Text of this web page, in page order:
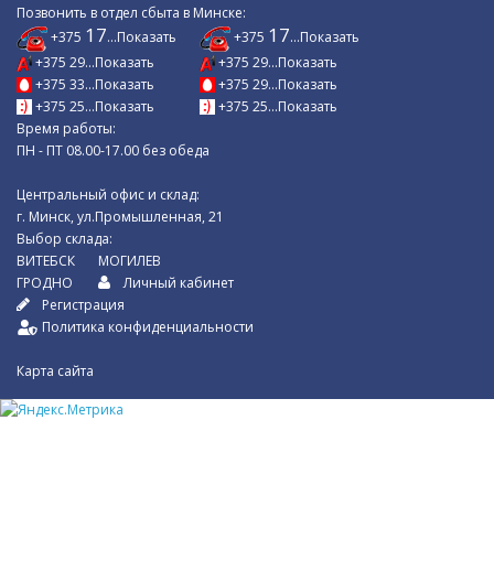
Позвонить в отдел сбыта в Минске:
+375 17...Показать
+375 29...Показать
+375 33...Показать
+375 25...Показать
+375 17...Показать
+375 29...Показать
+375 29...Показать
+375 25...Показать
Время работы:
ПН - ПТ 08.00-17.00 без обеда
Центральный офис и склад:
г. Минск, ул.Промышленная, 21
Выбор склада:
ВИТЕБСК
ГРОДНО
МОГИЛЕВ
Личный кабинет
Регистрация
Политика конфиденциальности
Карта сайта